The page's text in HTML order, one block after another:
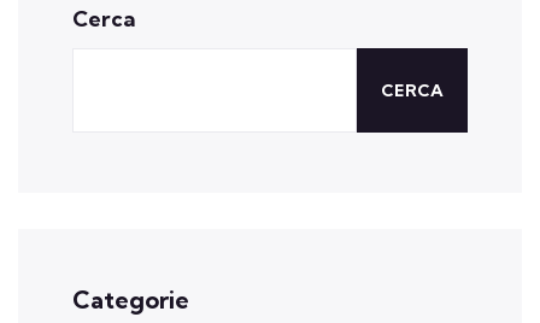
Cerca
CERCA
Categorie